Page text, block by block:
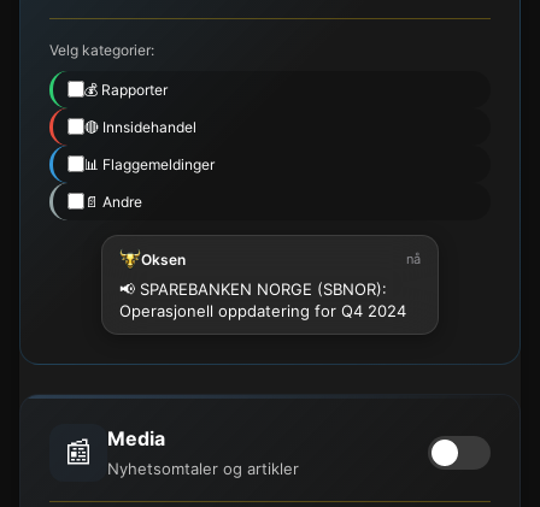
Velg kategorier:
💰 Rapporter
🔴 Innsidehandel
📊 Flaggemeldinger
📄 Andre
Oksen nå
📢 SPAREBANKEN NORGE (SBNOR):
Operasjonell oppdatering for Q4 2024
📰 Media
Nyhetsomtaler og artikler